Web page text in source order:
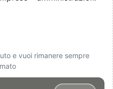
e vuoi rimanere sempre